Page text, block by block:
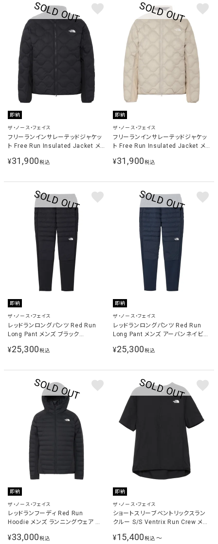
即納
ザ・ノース・フェイス
フリーランインサレーテッドジャケッ
ト Free Run Insulated Jacket メ
¥31,900税込
即納
ザ・ノース・フェイス
フリーランインサレーテッドジャケッ
ト Free Run Insulated Jacket メ
FI
¥31,900税込
即納
ザ・ノース・フェイス
レッドランロングパンツ Red Run
Long Pant メンズ ブラック
¥25,300税込
即納
ザ・ノース・フェイス
レッドランロングパンツ Red Run
Long Pant メンズ アーバンネイビー
¥25,300税込
即納
ザ・ノース・フェイス
レッドランフーディ Red Run
Hoodie メンズ ランニングウェア ジ
¥33,000税込
即納
ザ・ノース・フェイス
ショートスリーブベントリックスラン
クルー S/S Ventrix Run Crew メン
ツ ブラック NY82579 K
¥15,400税込 〜